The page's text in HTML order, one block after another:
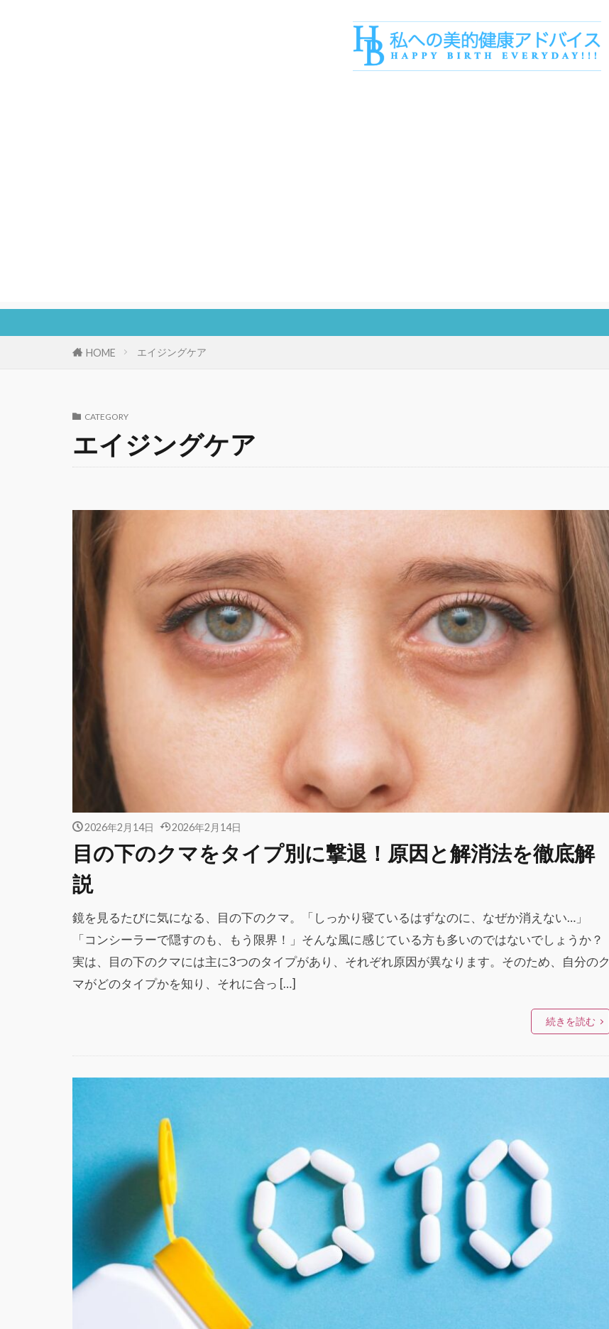
HOME エイジングケア
CATEGORY
エイジングケア
2026年2月14日 2026年2月14日
目の下のクマをタイプ別に撃退！原因と解消法を徹底解
説
鏡を見るたびに気になる、目の下のクマ。「しっかり寝ているはずなのに、なぜか消えない…」
「コンシーラーで隠すのも、もう限界！」そんな風に感じている方も多いのではないでしょうか？
実は、目の下のクマには主に3つのタイプがあり、それぞれ原因が異なります。そのため、自分のク
マがどのタイプかを知り、それに合っ […]
続きを読む